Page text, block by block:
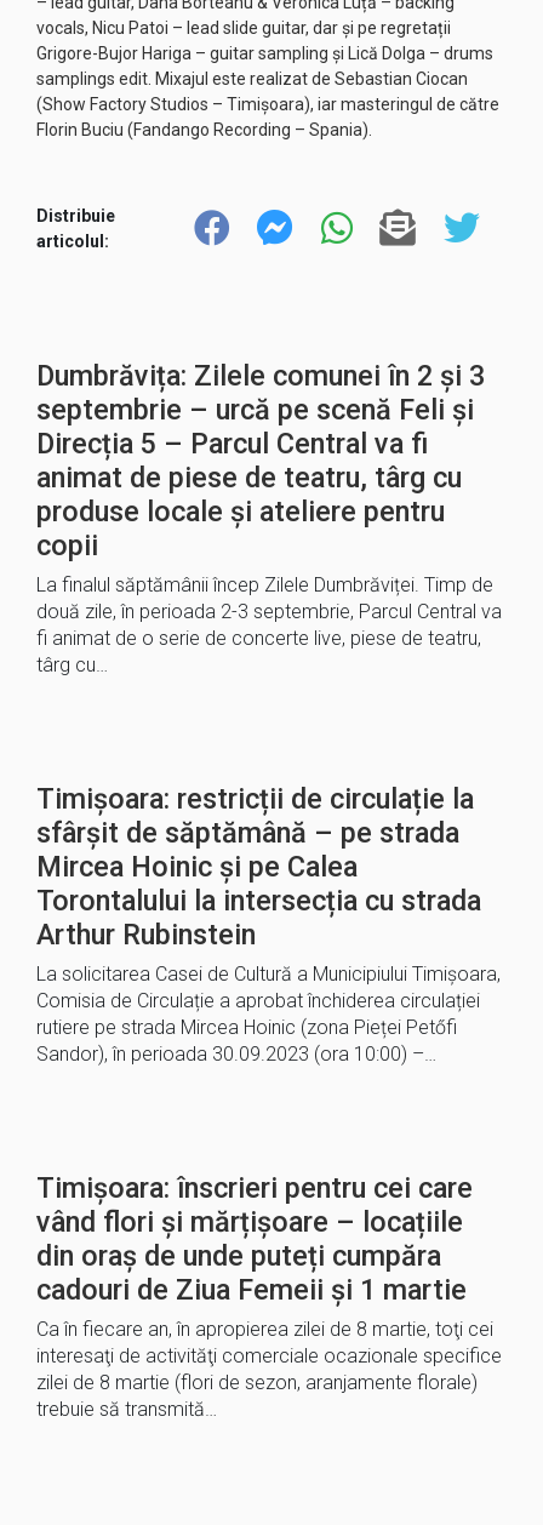
vocals, Nicu Patoi – lead slide guitar, dar și pe regretații
Grigore-Bujor Hariga – guitar sampling și Lică Dolga – drums
samplings edit. Mixajul este realizat de Sebastian Ciocan
(Show Factory Studios – Timișoara), iar masteringul de către
Florin Buciu (Fandango Recording – Spania).
Distribuie
articolul:
Dumbrăvița: Zilele comunei în 2 și 3
septembrie – urcă pe scenă Feli și
Direcția 5 – Parcul Central va fi
animat de piese de teatru, târg cu
produse locale și ateliere pentru
copii
La finalul săptămânii încep Zilele Dumbrăviței. Timp de
două zile, în perioada 2-3 septembrie, Parcul Central va
fi animat de o serie de concerte live, piese de teatru,
târg cu…
Timișoara: restricții de circulație la
sfârșit de săptămână – pe strada
Mircea Hoinic și pe Calea
Torontalului la intersecția cu strada
Arthur Rubinstein
La solicitarea Casei de Cultură a Municipiului Timișoara,
Comisia de Circulație a aprobat închiderea circulației
rutiere pe strada Mircea Hoinic (zona Pieței Petőfi
Sandor), în perioada 30.09.2023 (ora 10:00) –…
Timișoara: înscrieri pentru cei care
vând flori și mărțișoare – locațiile
din oraș de unde puteți cumpăra
cadouri de Ziua Femeii și 1 martie
Ca în fiecare an, în apropierea zilei de 8 martie, toţi cei
interesaţi de activităţi comerciale ocazionale specifice
zilei de 8 martie (flori de sezon, aranjamente florale)
trebuie să transmită…